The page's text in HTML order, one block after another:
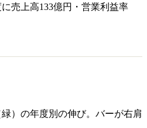
売上高133億円・営業利益率
）の年度別の伸び。バーが右肩